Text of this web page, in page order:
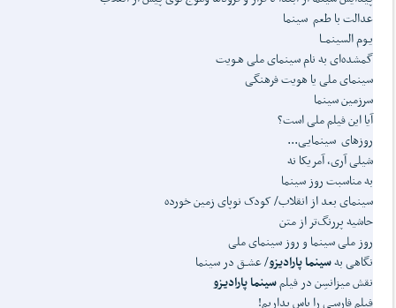
عدالت با طعم سینما
یـوم السینمــا
گمشده‌ای به نام سینمای ملی هـویت
سینمای ملی یا هویت فرهنگی
سرزمین سینما
آیا این فیلم ملی است؟
روزهای سینمایی...
شیلی آری، آمریکا نه
به مناسبت روز سینما
سینمای بعد از انقلاب/ کودک نوپای زمین خورده
حاشیه پررنگ‌تر از متن
روز ملی سینما و روز سینمای ملی
نگاهی بهسینما پارادیزو/ عشــق در سینما
نقش میزانسِن در فیلمسینما پارادیـزو
فیلم فارسـی را پاس بداریم!